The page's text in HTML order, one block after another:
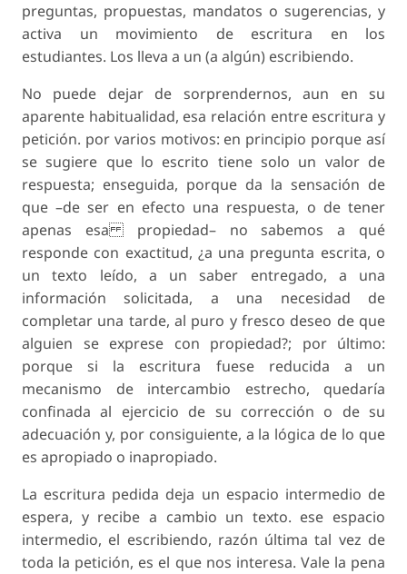
preguntas, propuestas, mandatos o sugerencias, y
activa un movimiento de escritura en los
estudiantes. Los lleva a un (a algún) escribiendo.
No puede dejar de sorprendernos, aun en su
aparente habitualidad, esa relación entre escritura y
petición. por varios motivos: en principio porque así
se sugiere que lo escrito tiene solo un valor de
respuesta; enseguida, porque da la sensación de
que –de ser en efecto una respuesta, o de tener
apenas esa propiedad– no sabemos a qué
responde con exactitud, ¿a una pregunta escrita, o
un texto leído, a un saber entregado, a una
información solicitada, a una necesidad de
completar una tarde, al puro y fresco deseo de que
alguien se exprese con propiedad?; por último:
porque si la escritura fuese reducida a un
mecanismo de intercambio estrecho, quedaría
confinada al ejercicio de su corrección o de su
adecuación y, por consiguiente, a la lógica de lo que
es apropiado o inapropiado.
La escritura pedida deja un espacio intermedio de
espera, y recibe a cambio un texto. ese espacio
intermedio, el escribiendo, razón última tal vez de
toda la petición, es el que nos interesa. Vale la pena